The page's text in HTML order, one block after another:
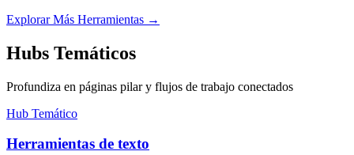
Explorar Más Herramientas →
Hubs Temáticos
Profundiza en páginas pilar y flujos de trabajo conectados
Hub Temático
Herramientas de texto